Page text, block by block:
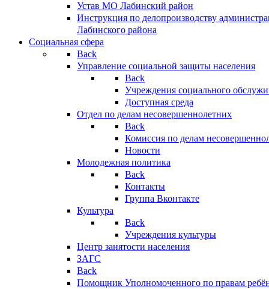
Устав МО Лабинский район
Инструкция по делопроизводству
Лабинского района
Социальная сфера
Back
Управление социальной защиты населения
Back
Учреждения социального
Доступная среда
Отдел по делам несовершеннолетних
Back
Комиссия по делам
Новости
Молодежная политика
Back
Контакты
Группа Вконтакте
Культура
Back
Учреждения культуры
Центр занятости населения
ЗАГС
Back
Помощник Уполномоченного по правам